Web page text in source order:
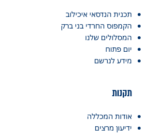
תכנית הנדסאי איכילוב
הקמפוס החרדי בני ברק
המסלולים שלנו
יום פתוח
מידע לנרשם
תקנות
אודות המכללה
ידיעון מרצים